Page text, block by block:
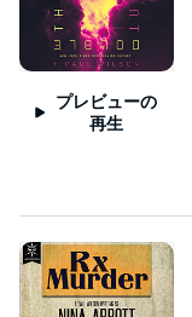
プレビューの
再生